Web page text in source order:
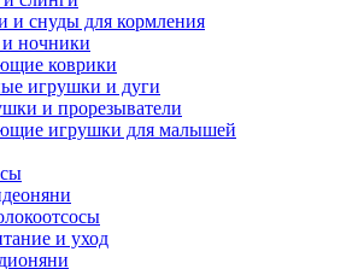
и снуды для кормления
ночники
коврики
игрушки и дуги
и прорезыватели
игрушки для малышей
и уход